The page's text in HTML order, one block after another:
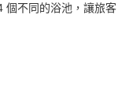
個不同的浴池，讓旅客